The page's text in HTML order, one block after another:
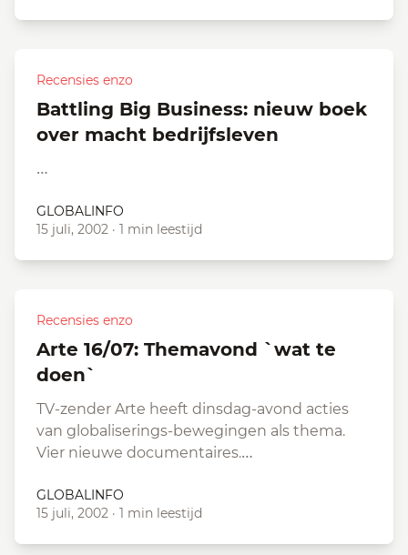
Recensies enzo
Battling Big Business: nieuw boek
over macht bedrijfsleven
…
GLOBALINFO
15 juli, 2002 · 1 min leestijd
Recensies enzo
Arte 16/07: Themavond `wat te
doen`
TV-zender Arte heeft dinsdag-avond acties
van globaliserings-bewegingen als thema.
Vier nieuwe documentaires.…
GLOBALINFO
15 juli, 2002 · 1 min leestijd